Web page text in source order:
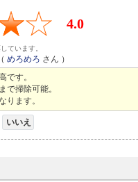
4.0
ています。
（めろめろ さん ）
です。
で掃除可能。
ります。
いいえ